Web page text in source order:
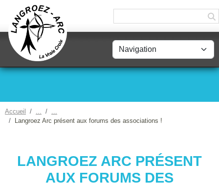
Accueil
Langroez Arc présent aux forums des associations !
LANGROEZ ARC PRÉSENT
AUX FORUMS DES
Panneau de gestion des cookies